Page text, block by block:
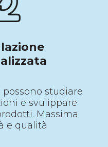
studiare
e svulippare
Massima
e qualità